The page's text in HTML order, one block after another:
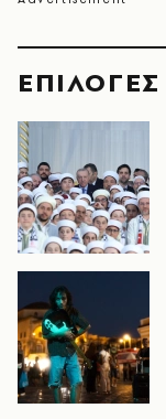
EΠΙΛΟΓΈΣ